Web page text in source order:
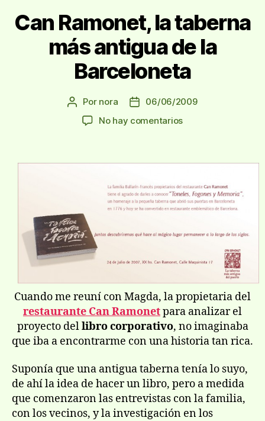
Can Ramonet, la taberna
más antigua de la
Barceloneta
Autor
de
Por nora
Fecha06/06/2009
No hay comentariosen
más
antigua
de
Barceloneta
Cuando me reuní­ con Magda, la propietaria del
restaurante Can Ramonetpara analizar el
proyecto dellibro corporativo, no imaginaba
que iba a encontrarme con una historia tan rica.
Suponí­a que una antigua taberna tení­a lo suyo,
de ahí­ la idea de hacer un libro, pero a medida
que comenzaron las entrevistas con la familia,
con los vecinos, y la investigación en los